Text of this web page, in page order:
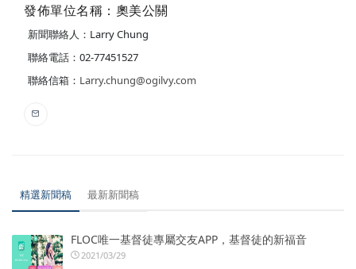
發佈單位名稱：奧美公關
新聞聯絡人：Larry Chung
聯絡電話：02-77451527
聯絡信箱： Larry.chung@ogilvy.com
精選新聞稿 最新新聞稿
FLOC唯一基督徒專屬交友APP，基督徒的新福音
2021/03/29